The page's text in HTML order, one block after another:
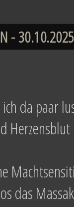
-
da paar
das